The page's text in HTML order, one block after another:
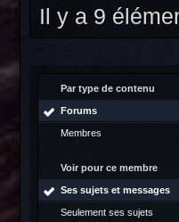
Il y a 9
Par type de contenu
Forums
Membres
Voir pour ce membre
Ses sujets et messages
Seulement ses sujets